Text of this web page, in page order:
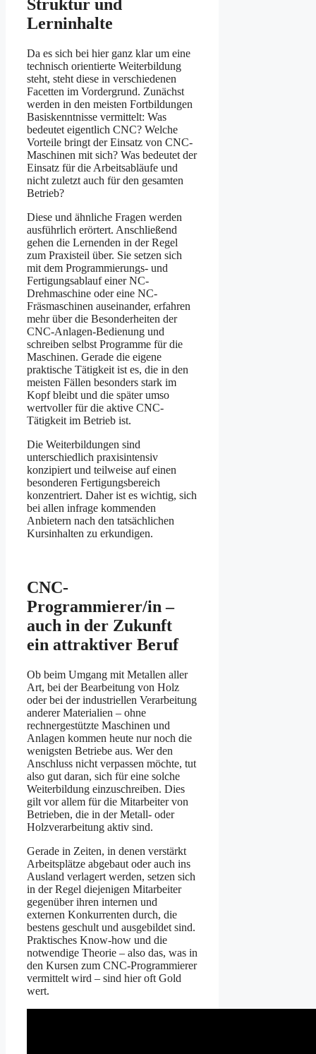
Struktur und
Lerninhalte
Da es sich bei hier ganz klar um eine
technisch orientierte Weiterbildung
steht, steht diese in verschiedenen
Facetten im Vordergrund. Zunächst
werden in den meisten Fortbildungen
Basiskenntnisse vermittelt: Was
bedeutet eigentlich CNC? Welche
Vorteile bringt der Einsatz von CNC-
Maschinen mit sich? Was bedeutet der
Einsatz für die Arbeitsabläufe und
nicht zuletzt auch für den gesamten
Betrieb?
Diese und ähnliche Fragen werden
ausführlich erörtert. Anschließend
gehen die Lernenden in der Regel
zum Praxisteil über. Sie setzen sich
mit dem Programmierungs- und
Fertigungsablauf einer NC-
Drehmaschine oder eine NC-
Fräsmaschinen auseinander, erfahren
mehr über die Besonderheiten der
CNC-Anlagen-Bedienung und
schreiben selbst Programme für die
Maschinen. Gerade die eigene
praktische Tätigkeit ist es, die in den
meisten Fällen besonders stark im
Kopf bleibt und die später umso
wertvoller für die aktive CNC-
Tätigkeit im Betrieb ist.
Die Weiterbildungen sind
unterschiedlich praxisintensiv
konzipiert und teilweise auf einen
besonderen Fertigungsbereich
konzentriert. Daher ist es wichtig, sich
bei allen infrage kommenden
Anbietern nach den tatsächlichen
Kursinhalten zu erkundigen.
CNC-
Programmierer/in –
auch in der Zukunft
ein attraktiver Beruf
Ob beim Umgang mit Metallen aller
Art, bei der Bearbeitung von Holz
oder bei der industriellen Verarbeitung
anderer Materialien – ohne
rechnergestützte Maschinen und
Anlagen kommen heute nur noch die
wenigsten Betriebe aus. Wer den
Anschluss nicht verpassen möchte, tut
also gut daran, sich für eine solche
Weiterbildung einzuschreiben. Dies
gilt vor allem für die Mitarbeiter von
Betrieben, die in der Metall- oder
Holzverarbeitung aktiv sind.
Gerade in Zeiten, in denen verstärkt
Arbeitsplätze abgebaut oder auch ins
Ausland verlagert werden, setzen sich
in der Regel diejenigen Mitarbeiter
gegenüber ihren internen und
externen Konkurrenten durch, die
bestens geschult und ausgebildet sind.
Praktisches Know-how und die
notwendige Theorie – also das, was in
den Kursen zum CNC-Programmierer
vermittelt wird – sind hier oft Gold
wert.